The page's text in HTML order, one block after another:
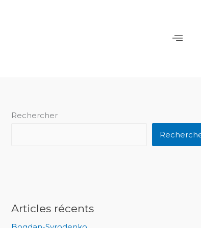
Rechercher
Articles récents